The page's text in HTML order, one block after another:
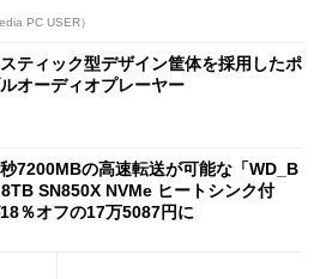
PC USER）
ティック型デザイン筐体を採用したポ
オーディオプレーヤー
7200MBの高速転送が可能な「WD_B
SN850X NVMe ヒートシンク付
％オフの17万5087円に